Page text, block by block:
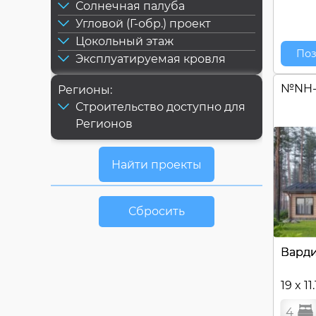
Солнечная палуба
Угловой (Г-обр.) проект
Цокольный этаж
Эксплуатируемая кровля
Регионы:
Строительство доступно для
Регионов
Сбросить
№NH-
19 x
4